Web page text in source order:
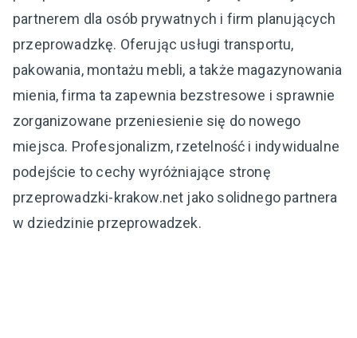
partnerem dla osób prywatnych i firm planujących
przeprowadzkę. Oferując usługi transportu,
pakowania, montażu mebli, a także magazynowania
mienia, firma ta zapewnia bezstresowe i sprawnie
zorganizowane przeniesienie się do nowego
miejsca. Profesjonalizm, rzetelność i indywidualne
podejście to cechy wyróżniające stronę
przeprowadzki-krakow.net jako solidnego partnera
w dziedzinie przeprowadzek.